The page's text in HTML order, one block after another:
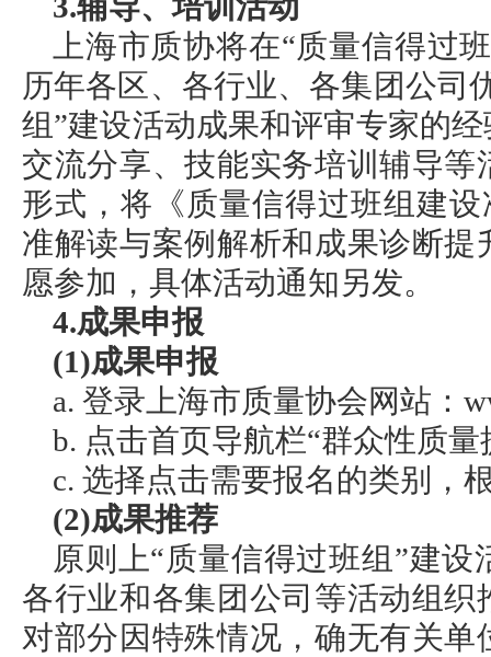
上海市质协将在“质量信得过
历年各区、各行业、各集团公司
组”建设活动成果和评审专家的
交流分享、技能实务培训辅导
形式，将《质量信得过班组建设
准解读与案例解析和成果诊断
愿参加，具体活动通知另发。
4.成果申报
(1)成果申报
a. 登录上海市质量协会网站：
b. 点击首页导航栏“群众性质
c. 选择点击需要报名的类别，
(2)成果推荐
原则上“质量信得过班组”建
各行业和各集团公司等活动组
对部分因特殊情况，确无有关